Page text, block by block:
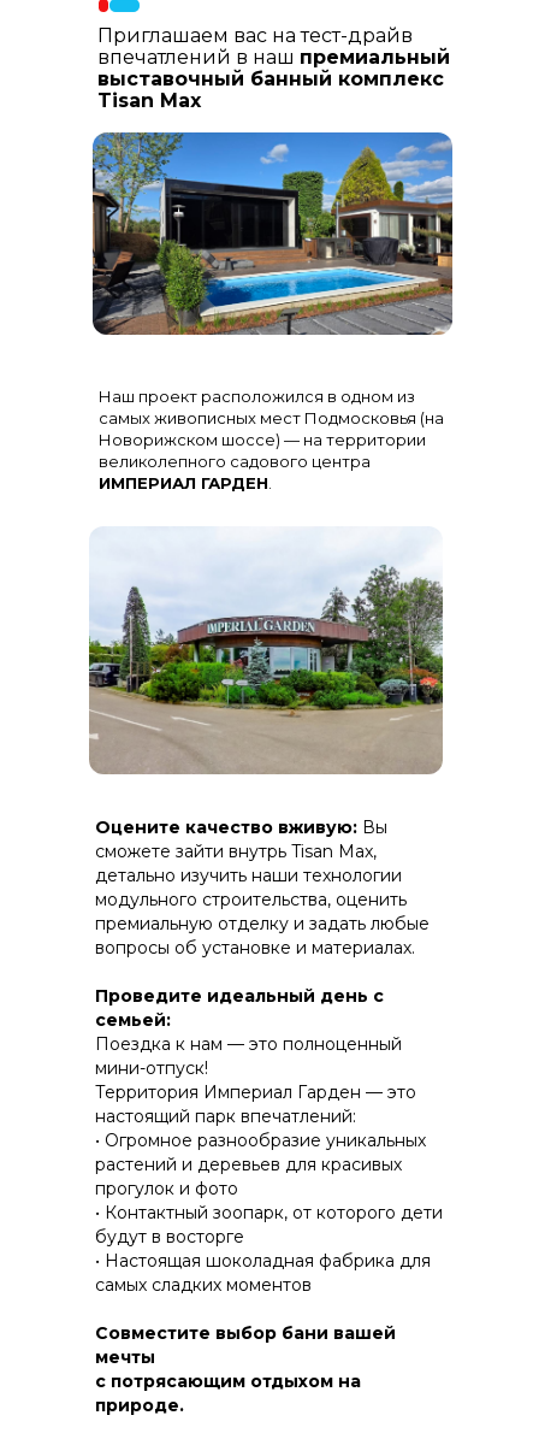
Приглашаем вас на тест-драйв
впечатлений в наш премиальный
выставочный банный комплекс
Tisan Max
Оцените качество вживую: Вы
сможете зайти внутрь Tisan Max,
детально изучить наши технологии
модульного строительства, оценить
премиальную отделку и задать любые
вопросы об установке и материалах.
Проведите идеальный день с
семьей:
Поездка к нам — это полноценный
мини-отпуск!
Территория Империал Гарден — это
настоящий парк впечатлений:
• Огромное разнообразие уникальных
растений и деревьев для красивых
прогулок и фото
• Контактный зоопарк, от которого дети
будут в восторгe
• Настоящая шоколадная фабрика для
самых сладких моментов
Совместите выбор бани вашей
мечты
с потрясающим отдыхом на
природе.
Наш проект расположился в одном из
самых живописных мест Подмосковья (на
Новорижском шоссе) — на территории
великолепного садового центра
ИМПЕРИАЛ ГАРДЕН
(дерево-полимерный композит) на
скрытом крепеже.
алюминиевыми импостами
черного цвета для жесткости и
стиля
лиственницы, шлифованный
керамогранит
ПРАКТИЧНОСТЬ И ЗАЩИТА ОТ НЕПОГОДЫ
КОНСТРУКТИВ И
ЭНЕРГОЭФФЕКТИВНОСТЬ